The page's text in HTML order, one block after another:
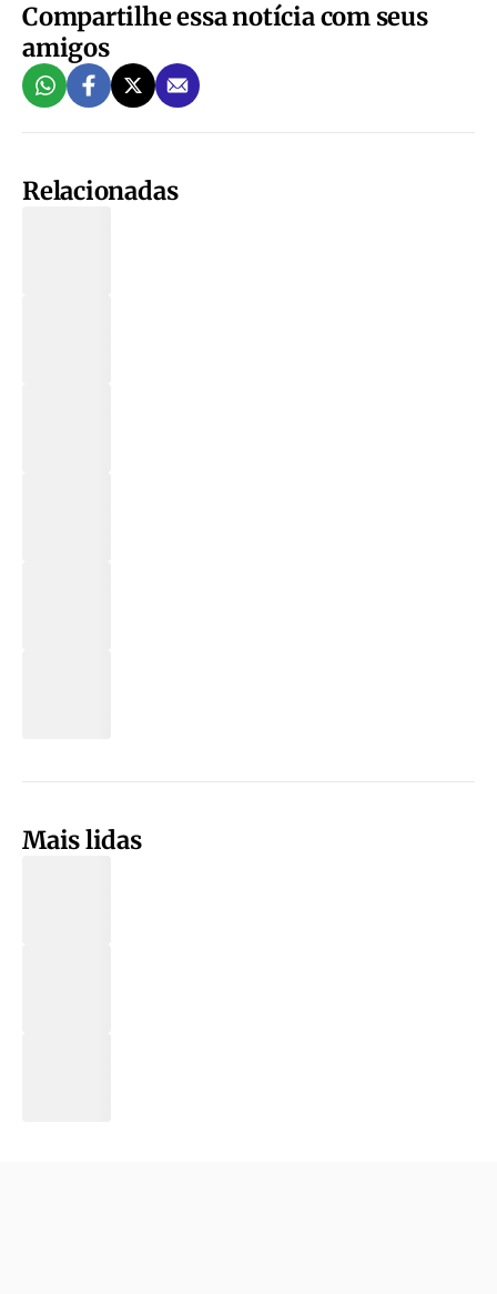
Compartilhe essa notícia com seus
amigos
Relacionadas
Mais lidas